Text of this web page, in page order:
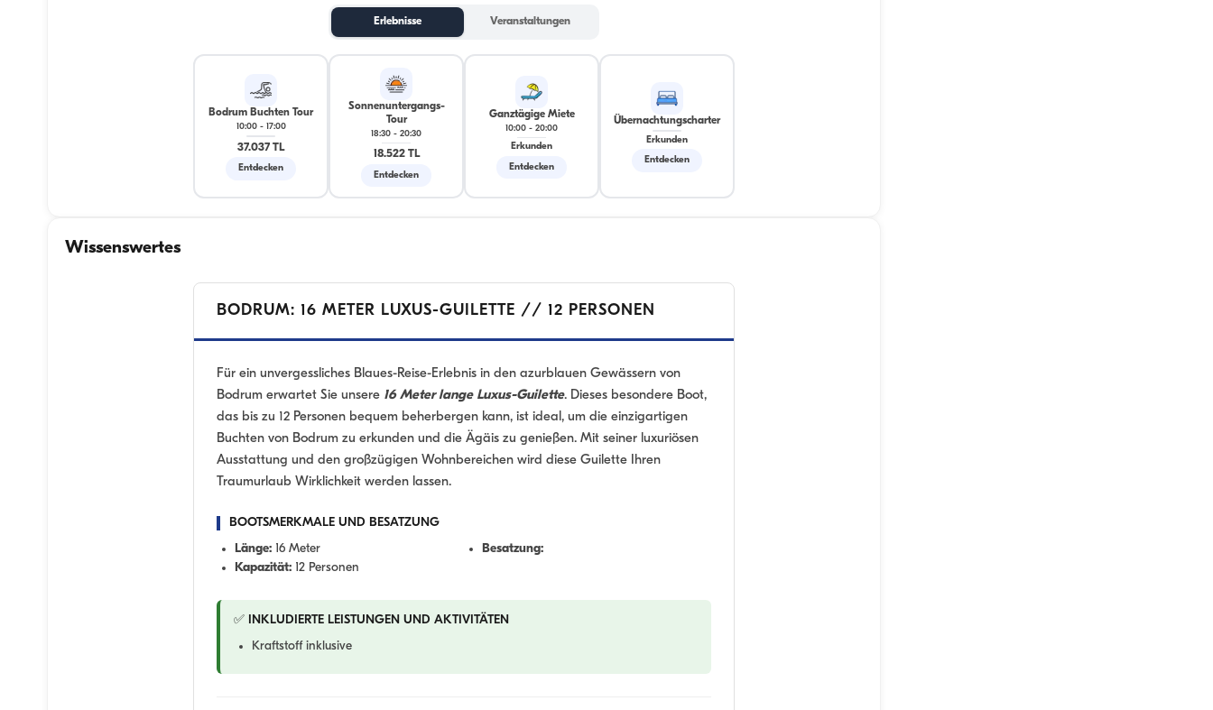
Erlebnisse Veranstaltungen
Bodrum Buchten Tour
10:00- 17:00
37.037 TL
Entdecken
Sonnenuntergangs-
Tour
18:30 - 20:30
18.522 TL
Entdecken
Ganztägige Miete
10:00 - 20:00
Erkunden
Entdecken
Übernachtungscharter
Erkunden
Entdecken
Wissenswertes
BODRUM: 16 METER LUXUS-GUILETTE // 12 PERSONEN
Für ein unvergessliches Blaues-Reise-Erlebnis in den azurblauen Gewässern von
Bodrum erwartet Sie unsere 16 Meter lange Luxus-Guilette. Dieses besondere Boot,
das bis zu 12 Personen bequem beherbergen kann, ist ideal, um die einzigartigen
Buchten von Bodrum zu erkunden und die Ägäis zu genießen. Mit seiner luxuriösen
Ausstattung und den großzügigen Wohnbereichen wird diese Guilette Ihren
Traumurlaub Wirklichkeit werden lassen.
BOOTSMERKMALE UND BESATZUNG
Länge: 16 Meter
Kapazität: 12 Personen
Besatzung:
✅ INKLUDIERTE LEISTUNGEN UND AKTIVITÄTEN
Kraftstoff inklusive